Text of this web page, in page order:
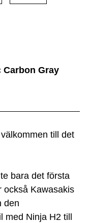
till det
bara det första
också Kawasakis
den
Ninja H2 till
Carbon Gray